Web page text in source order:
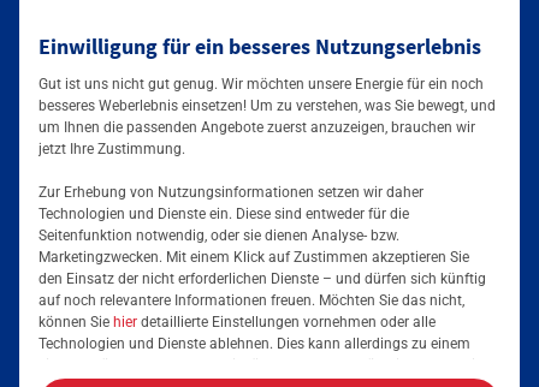
Einwilligung für ein besseres Nutzungserlebnis
Gut ist uns nicht gut genug. Wir möchten unsere Energie für ein noch
besseres Weberlebnis einsetzen! Um zu verstehen, was Sie bewegt, und
um Ihnen die passenden Angebote zuerst anzuzeigen, brauchen wir
jetzt Ihre Zustimmung.
Zur Erhebung von Nutzungsinformationen setzen wir daher
Technologien und Dienste ein. Diese sind entweder für die
Seitenfunktion notwendig, oder sie dienen Analyse- bzw.
Marketingzwecken. Mit einem Klick auf Zustimmen akzeptieren Sie
den Einsatz der nicht erforderlichen Dienste – und dürfen sich künftig
auf noch relevantere Informationen freuen. Möchten Sie das nicht,
können Sie hier detaillierte Einstellungen vornehmen oder alle
Technologien und Dienste ablehnen. Dies kann allerdings zu einem
Mainova App
Tarife & Lösungen
Strom für Unternehmen
Erdgas für Unternehmen
Services & Informationen
Podcast